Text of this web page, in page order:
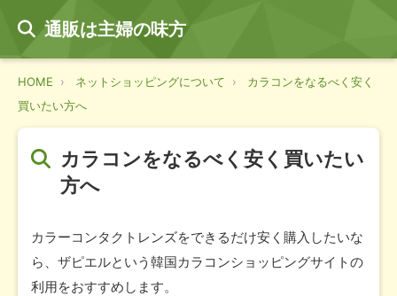
通販は主婦の味方
HOME ネットショッピングについて
カラコンをなるべく安く
買いたい方へ
カラコンをなるべく安く買いたい
方へ
カラーコンタクトレンズをできるだけ安く購入したいな
ら、ザピエルという韓国カラコンショッピングサイトの
利用をおすすめします。